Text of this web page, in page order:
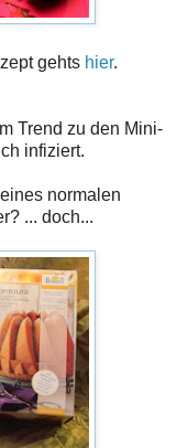
gehts hier.
Trend zu den Mini-
infiziert.
normalen
... doch...